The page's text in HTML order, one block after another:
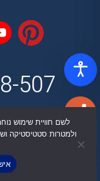
507
מספר
ולמטרות סטטיסטיקה